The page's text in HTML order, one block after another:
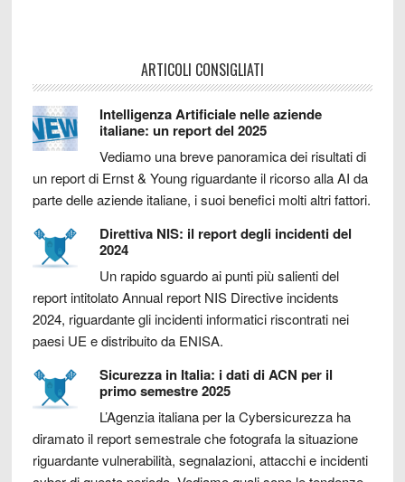
ARTICOLI CONSIGLIATI
Intelligenza Artificiale nelle aziende
italiane: un report del 2025
Vediamo una breve panoramica dei risultati di
un report di Ernst & Young riguardante il ricorso alla AI da
parte delle aziende italiane, i suoi benefici molti altri fattori.
Direttiva NIS: il report degli incidenti del
2024
Un rapido sguardo ai punti più salienti del
report intitolato Annual report NIS Directive incidents
2024, riguardante gli incidenti informatici riscontrati nei
paesi UE e distribuito da ENISA.
Sicurezza in Italia: i dati di ACN per il
primo semestre 2025
L’Agenzia italiana per la Cybersicurezza ha
diramato il report semestrale che fotografa la situazione
riguardante vulnerabilità, segnalazioni, attacchi e incidenti